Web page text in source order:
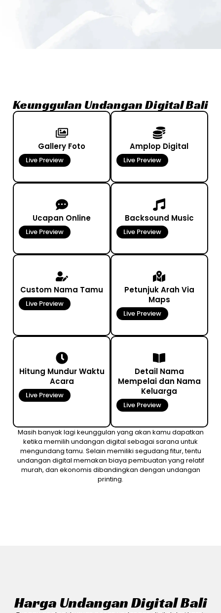
Keunggulan Undangan Digital Bali
Gallery Foto
Live Preview
Amplop Digital
Live Preview
Ucapan Online
Live Preview
Backsound Music
Live Preview
Custom Nama Tamu
Live Preview
Petunjuk Arah Via
Maps
Live Preview
Hitung Mundur Waktu
Acara
Live Preview
Detail Nama
Mempelai dan Nama
Keluarga
Live Preview
Masih banyak lagi keunggulan yang akan kamu dapatkan
ketika memilih undangan digital sebagai sarana untuk
mengundang tamu. Selain memiliki segudang fitur, tentu
undangan digital memakan biaya pembuatan yang relatif
murah, dan ekonomis dibandingkan dengan undangan
printing.
Harga Undangan Digital Bali